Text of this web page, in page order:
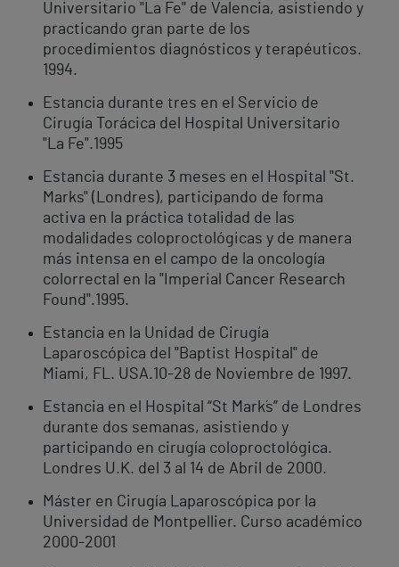
Universitario "La Fe" de Valencia, asistiendo y
practicando gran parte de los
procedimientos diagnósticos y terapéuticos.
1994.
Estancia durante tres en el Servicio de
Cirugía Torácica del Hospital Universitario
"La Fe".1995
Estancia durante 3 meses en el Hospital "St.
Marks" (Londres), participando de forma
activa en la práctica totalidad de las
modalidades coloproctológicas y de manera
más intensa en el campo de la oncología
colorrectal en la "Imperial Cancer Research
Found".1995.
Estancia en la Unidad de Cirugía
Laparoscópica del "Baptist Hospital" de
Miami, FL. USA.10-28 de Noviembre de 1997.
Estancia en el Hospital “St Mark´s” de Londres
durante dos semanas, asistiendo y
participando en cirugía coloproctológica.
Londres U.K. del 3 al 14 de Abril de 2000.
Máster en Cirugía Laparoscópica por la
Universidad de Montpellier. Curso académico
2000-2001